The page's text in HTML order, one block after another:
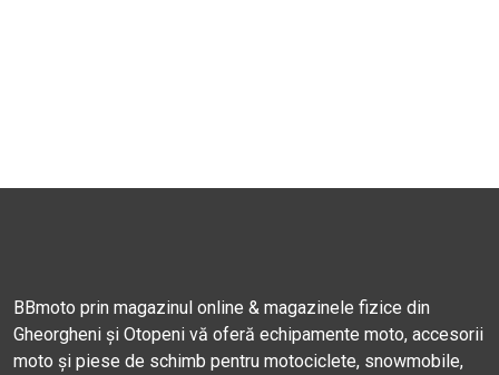
BBmoto prin magazinul online & magazinele fizice din
Gheorgheni și Otopeni vă oferă echipamente moto, accesorii
moto și piese de schimb pentru motociclete, snowmobile,